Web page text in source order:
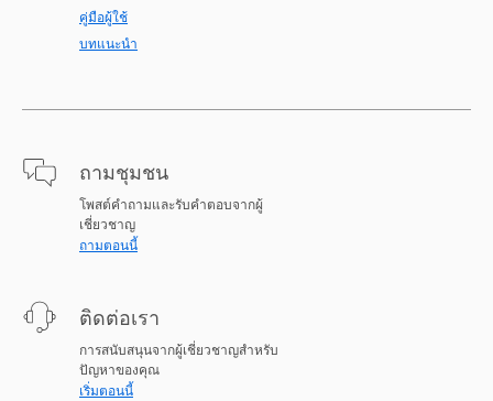
คู่มือผู้ใช้
บทแนะนำ
ถามชุมชน
โพสต์คำถามและรับคำตอบจากผู้
เชี่ยวชาญ
ถามตอนนี้
ติดต่อเรา
การสนับสนุนจากผู้เชี่ยวชาญสำหรับ
ปัญหาของคุณ
เริ่มตอนนี้